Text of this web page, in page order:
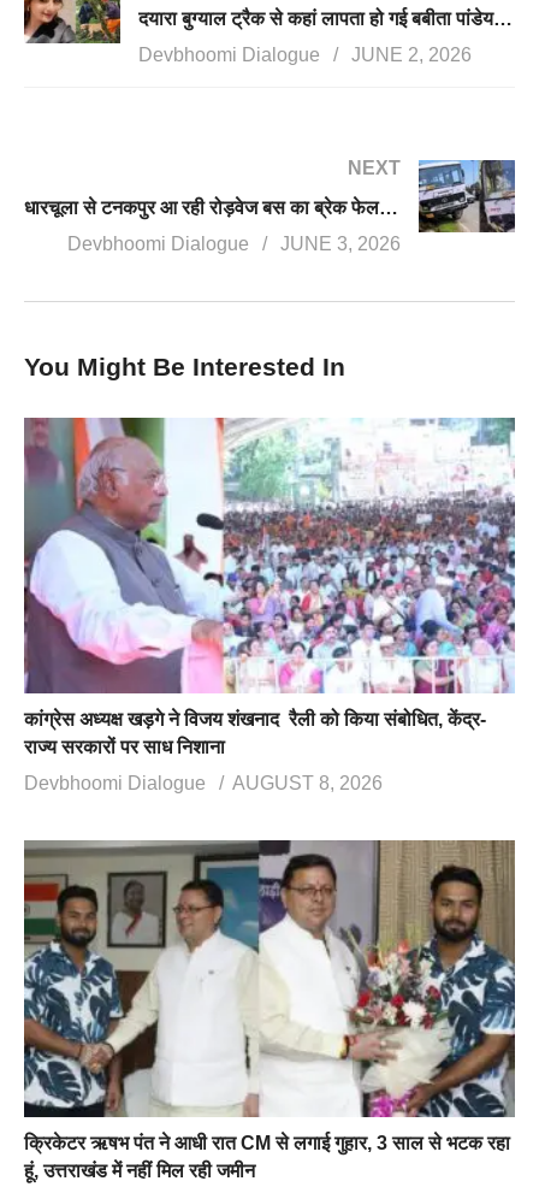
दयारा बुग्याल ट्रैक से कहां लापता हो गई बबीता पांडेय? आखिरी बार रैथल में देखी गई
Devbhoomi Dialogue
JUNE 2, 2026
NEXT
धारचूला से टनकपुर आ रही रोड़वेज बस का ब्रेक फेल, ड्राइवर की मौत, 34 यात्रियों की बचाई जान
Devbhoomi Dialogue
JUNE 3, 2026
You Might Be Interested In
कांग्रेस अध्यक्ष खड़गे ने विजय शंखनाद रैली को किया संबोधित, केंद्र-
राज्य सरकारों पर साध निशाना
Devbhoomi Dialogue
AUGUST 8, 2026
क्रिकेटर ऋषभ पंत ने आधी रात CM से लगाई गुहार, 3 साल से भटक रहा
हूं, उत्तराखंड में नहीं मिल रही जमीन